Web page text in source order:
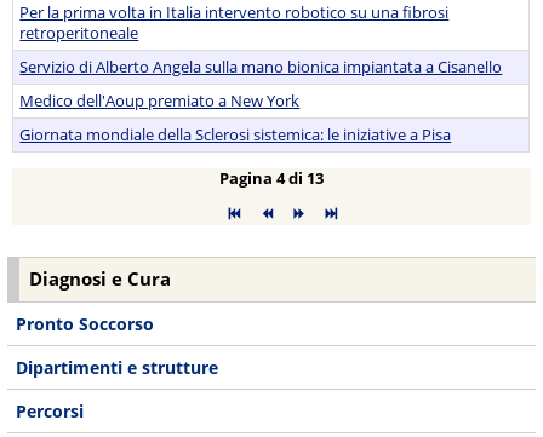
Per la prima volta in Italia intervento robotico su una fibrosi
retroperitoneale
Servizio di Alberto Angela sulla mano bionica impiantata a Cisanello
Medico dell'Aoup premiato a New York
Giornata mondiale della Sclerosi sistemica: le iniziative a Pisa
Pagina 4 di 13
Diagnosi e Cura
Pronto Soccorso
Dipartimenti e strutture
Percorsi